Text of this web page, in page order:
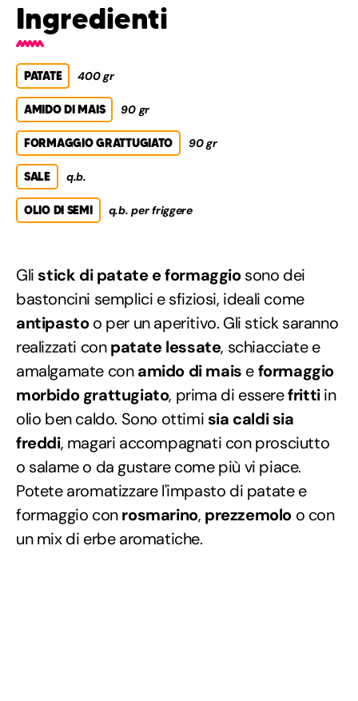
Ingredienti
PATATE 400 gr
AMIDO DI MAIS 90 gr
FORMAGGIO GRATTUGIATO 90 gr
SALE q.b.
OLIO DI SEMI q.b. per friggere
Gli stick di patate e formaggiosono dei
bastoncini semplici e sfiziosi, ideali come
antipastoo per un aperitivo. Gli stick saranno
realizzati conpatate lessate, schiacciate e
amalgamate conamido di mais eformaggio
morbido grattugiato, prima di esserefrittiin
olio ben caldo. Sono ottimi sia caldi sia
freddi, magari accompagnati con prosciutto
o salame o da gustare come più vi piace.
Potete aromatizzare l'impasto di patate e
formaggio conrosmarino, prezzemolo o con
un mix di erbe aromatiche.